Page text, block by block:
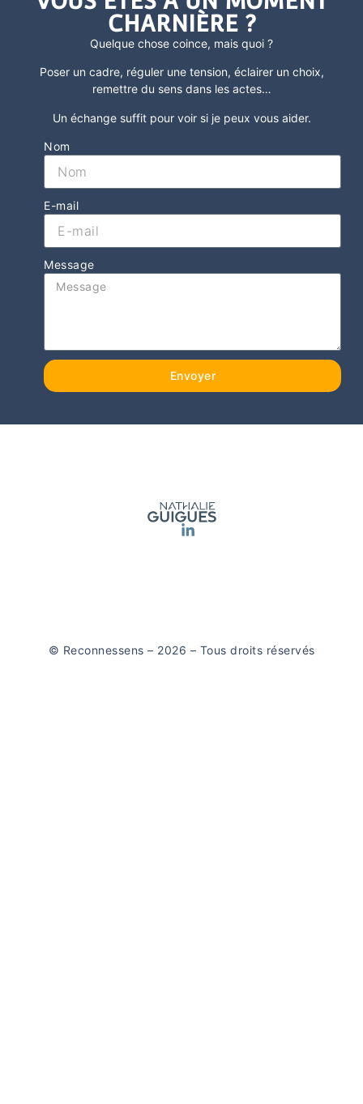
CHARNIÈRE ?
Quelque chose coince, mais quoi ?
Poser un cadre, réguler une tension, éclairer un choix,
remettre du sens dans les actes…
Un échange suffit pour voir si je peux vous aider.
Nom
E-mail
Message
Envoyer
© Reconnessens – 2026 – Tous droits réservés